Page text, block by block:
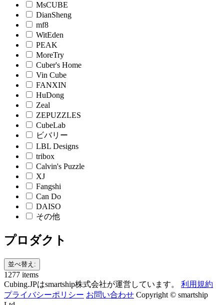
MsCUBE
DianSheng
mf8
WitEden
PEAK
MoreTry
Cuber's Home
Vin Cube
FANXIN
HuDong
Zeal
ZEPUZZLES
CubeLab
ビバリー
LBL Designs
tribox
Calvin's Puzzle
XJ
Fangshi
Can Do
DAISO
その他
プロダクト
並べ替え:
1277 items
Cubing.JPはsmartship株式会社が運営しています。
利用規約
プライバシーポリシー お問い合わせ Copyright © smartship